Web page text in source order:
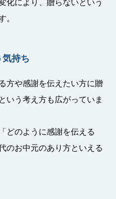
化により、贈らないという
。
気持ち
方や感謝を伝えたい方に贈
いう考え方も広がっていま
どのように感謝を伝える
のお中元のあり方といえる